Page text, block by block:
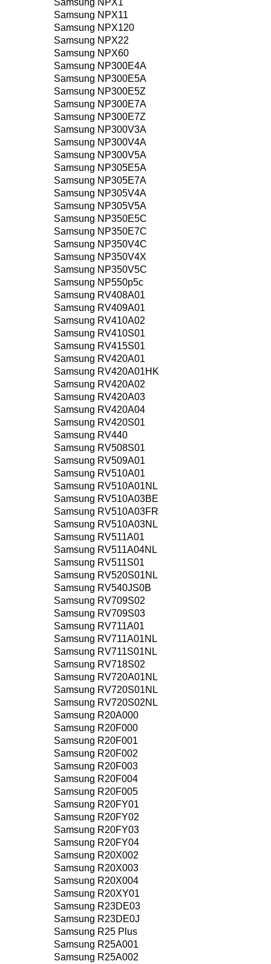
Samsung NPX1
Samsung NPX11
Samsung NPX120
Samsung NPX22
Samsung NPX60
Samsung NP300E4A
Samsung NP300E5A
Samsung NP300E5Z
Samsung NP300E7A
Samsung NP300E7Z
Samsung NP300V3A
Samsung NP300V4A
Samsung NP300V5A
Samsung NP305E5A
Samsung NP305E7A
Samsung NP305V4A
Samsung NP305V5A
Samsung NP350E5C
Samsung NP350E7C
Samsung NP350V4C
Samsung NP350V4X
Samsung NP350V5C
Samsung NP550p5c
Samsung RV408A01
Samsung RV409A01
Samsung RV410A02
Samsung RV410S01
Samsung RV415S01
Samsung RV420A01
Samsung RV420A01HK
Samsung RV420A02
Samsung RV420A03
Samsung RV420A04
Samsung RV420S01
Samsung RV440
Samsung RV508S01
Samsung RV509A01
Samsung RV510A01
Samsung RV510A01NL
Samsung RV510A03BE
Samsung RV510A03FR
Samsung RV510A03NL
Samsung RV511A01
Samsung RV511A04NL
Samsung RV511S01
Samsung RV520S01NL
Samsung RV540JS0B
Samsung RV709S02
Samsung RV709S03
Samsung RV711A01
Samsung RV711A01NL
Samsung RV711S01NL
Samsung RV718S02
Samsung RV720A01NL
Samsung RV720S01NL
Samsung RV720S02NL
Samsung R20A000
Samsung R20F000
Samsung R20F001
Samsung R20F002
Samsung R20F003
Samsung R20F004
Samsung R20F005
Samsung R20FY01
Samsung R20FY02
Samsung R20FY03
Samsung R20FY04
Samsung R20X002
Samsung R20X003
Samsung R20X004
Samsung R20XY01
Samsung R23DE03
Samsung R23DE0J
Samsung R25 Plus
Samsung R25A001
Samsung R25A002